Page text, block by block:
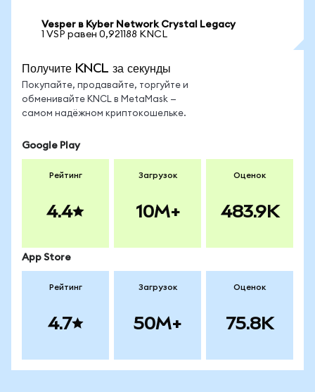
Vesper в Kyber Network Crystal Legacy
1 VSP равен 0,921188 KNCL
Получите KNCL за секунды
Покупайте, продавайте, торгуйте и
обменивайте KNCL в MetaMask —
самом надёжном криптокошельке.
Google Play
Рейтинг
4.4
Загрузок
10M+
Оценок
483.9K
App Store
Рейтинг
4.7
Загрузок
50M+
Оценок
75.8K